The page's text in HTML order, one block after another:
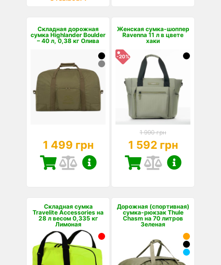
Складная дорожная
сумка Highlander Boulder
– 40 л, 0,38 кг Олива
1 499 грн
Женская сумка-шоппер
Ravenna 11 л в цвете
хаки
-20%
1 990 грн
1 592 грн
Складная сумка
Travelite Accessories на
28 л весом 0,335 кг
Лимоная
Дорожная (спортивная)
сумка-рюкзак Thule
Chasm на 70 литров
Зеленая